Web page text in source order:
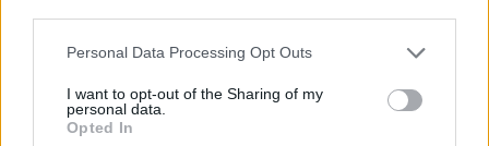
Please note that this website/app uses one or more Google
not limited to your visit or usage behaviour. You may click to
grant or deny consent to Google and its third-party tags to
use your data for below specified purposes in below Google
Personal Data Processing Opt Outs
I want to opt-out of the Sharing of my
personal data.
Opted In